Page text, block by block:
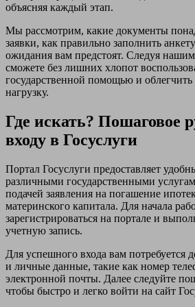
объясняя каждый этап.
Мы рассмотрим, какие документы
заявки, как правильно заполнить
ожидания вам предстоят. Следуя
сможете без лишних хлопот
государственной помощью и
нагрузку.
Где искать? Пошаговое
входу в Госуслуги
Портал Госуслуги предоставляет
различными государственными
подачей заявления на погашение
материнского капитала. Для начала
зарегистрироваться на портале и
учетную запись.
Для успешного входа вам потребуется
и личные данные, такие как номер
электронной почты. Далее следуйте
чтобы быстро и легко войти на сайт